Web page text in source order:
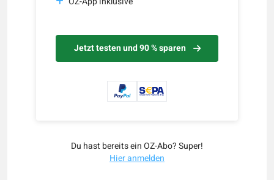
Jetzt testen und 90 % sparen
Du hast bereits ein OZ-Abo? Super!
Hier anmelden